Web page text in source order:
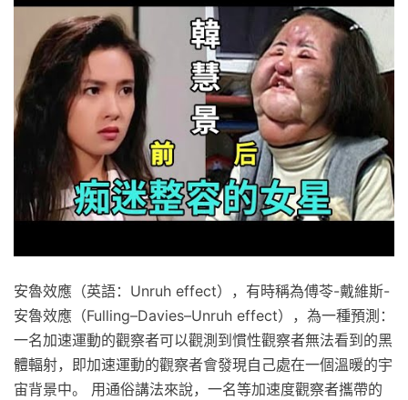
安魯效應（英語：Unruh effect），有時稱為傅苓-戴維斯-
安魯效應（Fulling–Davies–Unruh effect），為一種預測：
一名加速運動的觀察者可以觀測到慣性觀察者無法看到的黑
體輻射，即加速運動的觀察者會發現自己處在一個溫暖的宇
宙背景中。 用通俗講法來說，一名等加速度觀察者攜帶的